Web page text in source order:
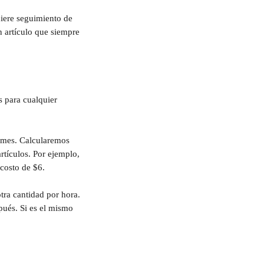
seguimiento de
artículo que siempre
para cualquier
Calcularemos
Por ejemplo,
de $6.
cantidad por hora.
Si es el mismo